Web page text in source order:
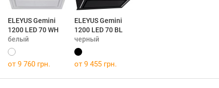
ELEYUS Gemini
1200 LED 70 WH
белый
ELEYUS Gemini
1200 LED 70 BL
черный
от 9 760 грн. от 9 455 грн.